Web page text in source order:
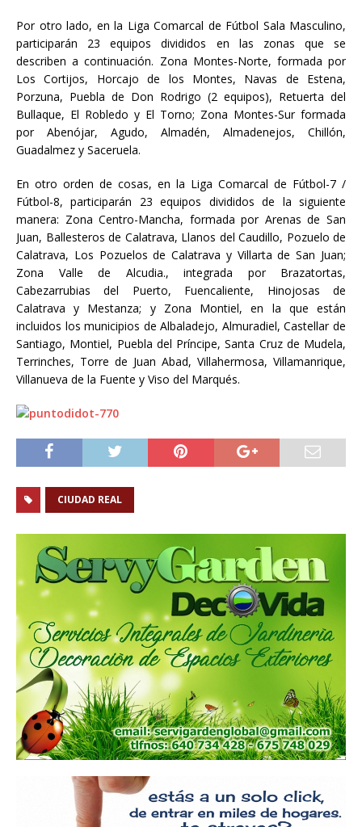
Por otro lado, en la Liga Comarcal de Fútbol Sala Masculino,
participarán 23 equipos divididos en las zonas que se
describen a continuación. Zona Montes-Norte, formada por
Los Cortijos, Horcajo de los Montes, Navas de Estena,
Porzuna, Puebla de Don Rodrigo (2 equipos), Retuerta del
Bullaque, El Robledo y El Torno; Zona Montes-Sur formada
por Abenójar, Agudo, Almadén, Almadenejos, Chillón,
Guadalmez y Saceruela.
En otro orden de cosas, en la Liga Comarcal de Fútbol-7 /
Fútbol-8, participarán 23 equipos divididos de la siguiente
manera: Zona Centro-Mancha, formada por Arenas de San
Juan, Ballesteros de Calatrava, Llanos del Caudillo, Pozuelo de
Calatrava, Los Pozuelos de Calatrava y Villarta de San Juan;
Zona Valle de Alcudia., integrada por Brazatortas,
Cabezarrubias del Puerto, Fuencaliente, Hinojosas de
Calatrava y Mestanza; y Zona Montiel, en la que están
incluidos los municipios de Albaladejo, Almuradiel, Castellar de
Santiago, Montiel, Puebla del Príncipe, Santa Cruz de Mudela,
Terrinches, Torre de Juan Abad, Villahermosa, Villamanrique,
Villanueva de la Fuente y Viso del Marqués.
CIUDAD REAL